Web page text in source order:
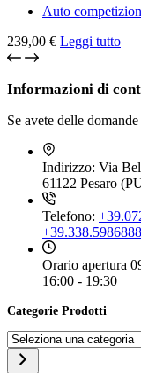
Auto
239,00 € Leggi tutto
Informazioni di
Se avete delle
Indirizzo: Via
61122 Pesaro
Telefono:
+39.338.5986888
Orario apertura
16:00 - 19:30
Categorie Prodotti
Seleziona
una
categoria